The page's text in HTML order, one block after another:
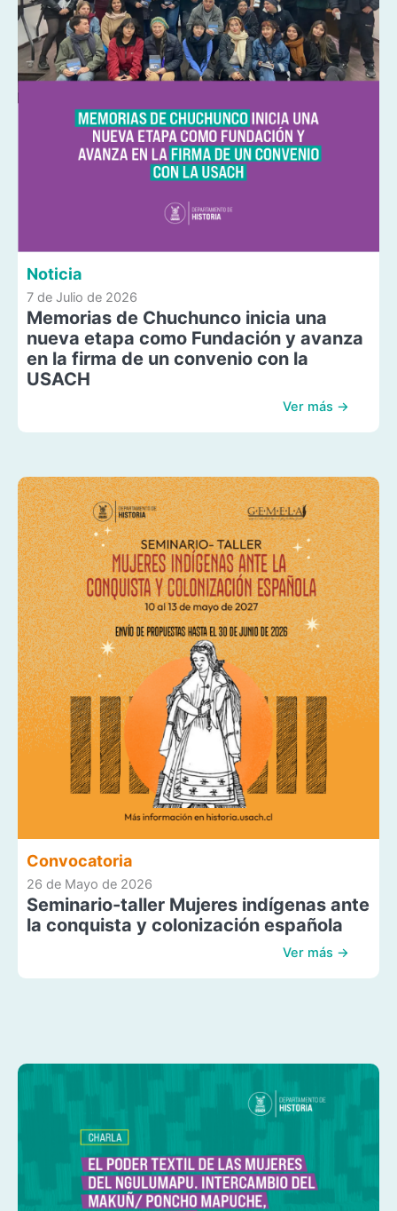
Noticia
7 de Julio de 2026
Memorias de Chuchunco inicia una
nueva etapa como Fundación y avanza
en la firma de un convenio con la
USACH
Ver más →
Convocatoria
26 de Mayo de 2026
Seminario-taller Mujeres indígenas ante
la conquista y colonización española
Ver más →